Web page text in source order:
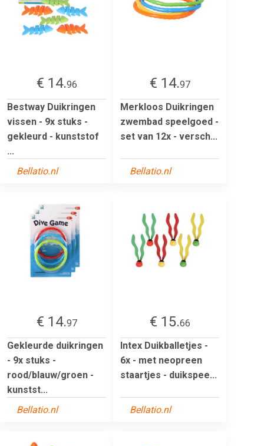
€ 14.96
Bestway Duikringen
vissen - 9x stuks -
gekleurd - kunststof
...
Bellatio.nl
€ 14.97
Merkloos Duikringen
zwembad speelgoed -
set van 12x - versch...
Bellatio.nl
€ 14.97
Gekleurde duikringen
- 9x stuks -
rood/blauw/groen -
kunstst...
Bellatio.nl
€ 15.66
Intex Duikballetjes -
6x - met neopreen
staartjes - duikspee...
Bellatio.nl